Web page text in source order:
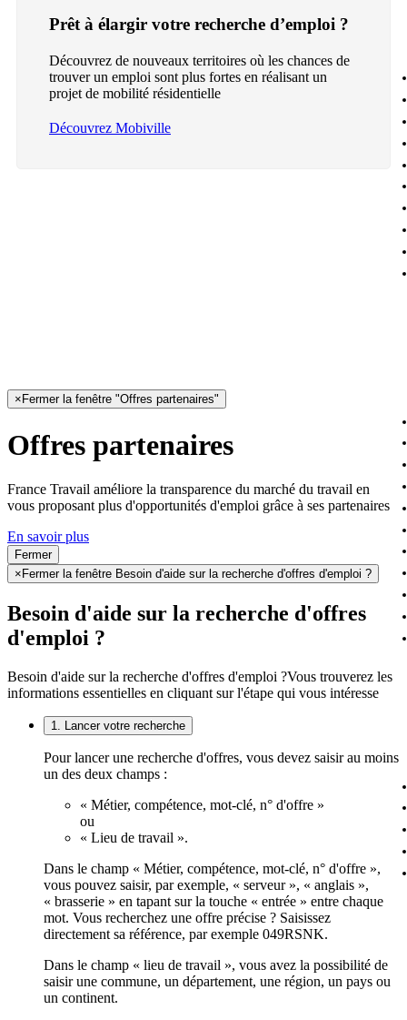
Prêt à élargir votre recherche d’emploi ?
Découvrez de nouveaux territoires où les chances de
trouver un emploi sont plus fortes en réalisant un
projet de mobilité résidentielle
Découvrez Mobiville
× Fermer la fenêtre "Offres partenaires"
Offres partenaires
France Travail améliore la transparence du marché du travail en
vous proposant plus d'opportunités d'emploi grâce à ses partenaires
En savoir plus
Fermer
× Fermer la fenêtre Besoin d'aide sur la recherche d'offres d'emploi ?
Besoin d'aide sur la recherche d'offres
d'emploi ?
Besoin d'aide sur la recherche d'offres d'emploi ?Vous trouverez les
informations essentielles en cliquant sur l'étape qui vous intéresse
1. Lancer votre recherche
Pour lancer une recherche d'offres, vous devez saisir au moins
un des deux champs :
« Métier, compétence, mot-clé, n° d'offre »
ou
« Lieu de travail ».
Dans le champ « Métier, compétence, mot-clé, n° d'offre »,
vous pouvez saisir, par exemple, « serveur », « anglais »,
« brasserie » en tapant sur la touche « entrée » entre chaque
mot. Vous recherchez une offre précise ? Saisissez
directement sa référence, par exemple 049RSNK.
Dans le champ « lieu de travail », vous avez la possibilité de
saisir une commune, un département, une région, un pays ou
un continent.